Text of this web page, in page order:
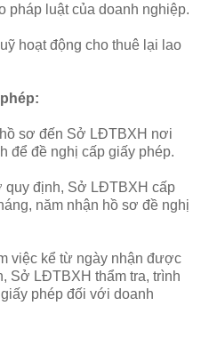
pháp luật của doanh nghiệp.
hoạt động cho thuê lại lao
sơ đến Sở LĐTBXH nơi
để đề nghị cấp giấy phép.
quy định, Sở LĐTBXH cấp
năm nhận hồ sơ đề nghị
việc kể từ ngày nhận được
Sở LĐTBXH thẩm tra, trình
phép đối với doanh